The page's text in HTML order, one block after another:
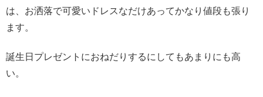
は、お洒落で可愛いドレスなだけあってかなり値段も張り
ます。
誕生日プレゼントにおねだりするにしてもあまりにも高
い。